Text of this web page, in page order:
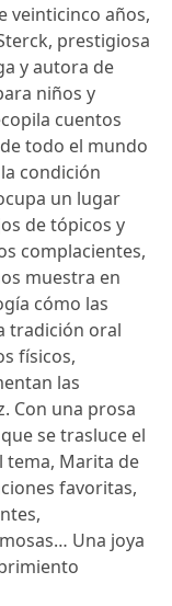
veinticinco años,
prestigiosa
y autora de
niños y
cuentos
todo el mundo
condición
un lugar
de tópicos y
complacientes,
muestra en
cómo las
tradición oral
físicos,
las
Con una prosa
se trasluce el
tema, Marita de
favoritas,
Una joya